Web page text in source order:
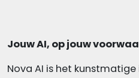
Jouw AI, op jouw
Nova AI is het